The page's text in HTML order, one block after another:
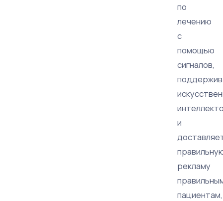
по
лечению
с
помощью
сигналов,
и
рекламу
пациентам,